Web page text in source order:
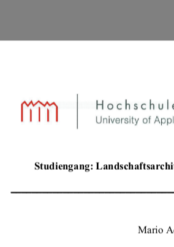
Studiengang: Landsc
Mario